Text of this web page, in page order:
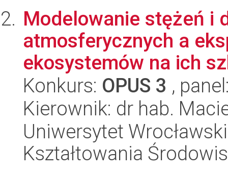
Modelowanie stężeń i
atmosferycznych a
ekosystemów na ich
Konkurs: OPUS 3 ,
Kierownik: dr hab.
Uniwersytet
Kształtowania